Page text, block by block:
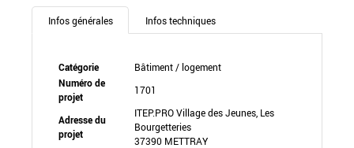
Infos générales Infos techniques
Catégorie
Bâtiment / logement
Numéro de
projet
1701
Adresse du
projet
ITEP.PRO Village des Jeunes, Les
Bourgetteries
37390 METTRAY